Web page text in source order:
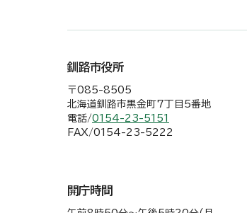
釧路市役所
〒085-8505
北海道釧路市黒金町7丁目5番地
電話/0154-23-5151
FAX/0154-23-5222
開庁時間